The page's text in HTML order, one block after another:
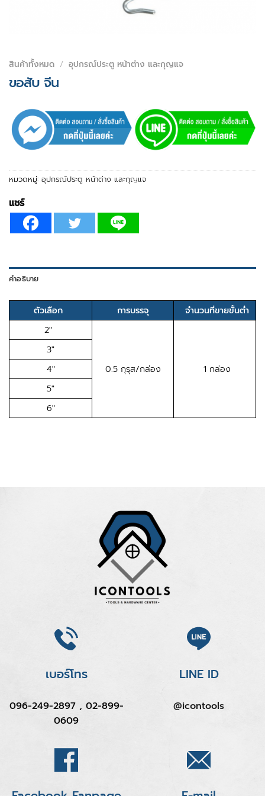
สินค้าทั้งหมด / อุปกรณ์ประตู หน้าต่าง และกุญแจ
ขอสับ จีน
หมวดหมู่: อุปกรณ์ประตู หน้าต่าง และกุญแจ
แชร์
คำอธิบาย
ตัวเลือก การบรรจุ
จำนวนที่ขายขั้นต่ำ
2″
0.5 กุรุส/กล่อง 1 กล่อง
3″
4″
5″
6″
เบอร์โทร
096-249-2897 , 02-899-
0609
LINE ID
@icontools